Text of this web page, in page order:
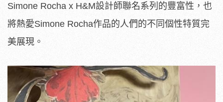
Simone Rocha x H&M設計師聯名系列的豐富性，也
將熱愛Simone Rocha作品的人們的不同個性特質完
美展現。